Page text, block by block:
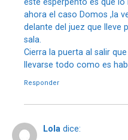
ahora el caso Domos ,la
delante del juez que lleve
sala.
Cierra la puerta al salir
llevarse todo como es
Responder
Lola dice: